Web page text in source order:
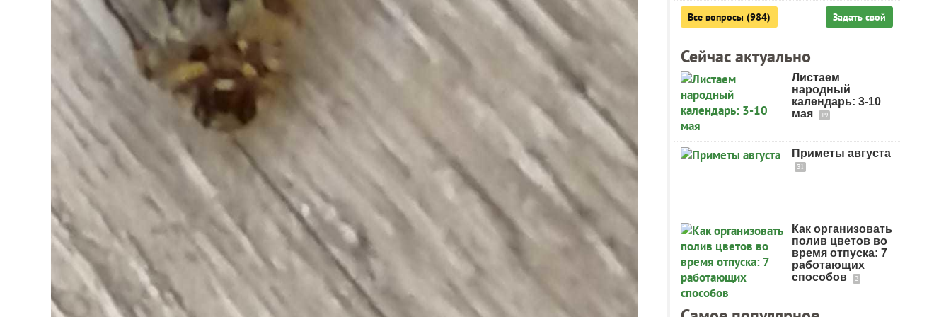
Все вопросы (984) Задать свой
Сейчас актуально
Листаем
народный
календарь: 3-10
мая
19
Приметы августа
31
Как организовать
полив цветов во
время отпуска: 7
работающих
способов
2